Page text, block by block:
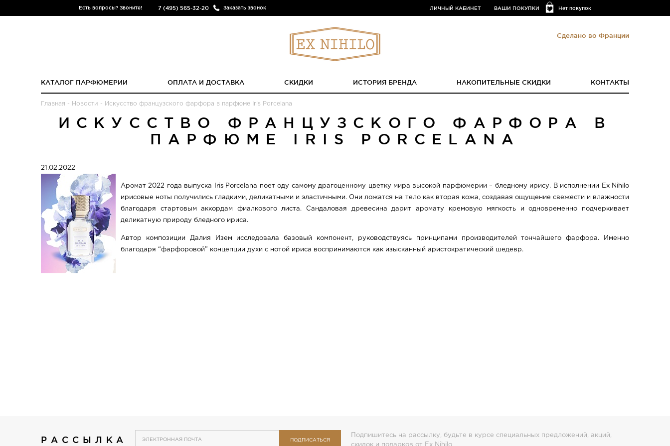
Есть вопросы? Звоните! 7 (495) 565-32-20 Заказать звонок Нет покупок
ЛИЧНЫЙ КАБИНЕТ ВАШИ ПОКУПКИ
Сделано во Франции
КАТАЛОГ ПАРФЮМЕРИИ ОПЛАТА И ДОСТАВКА СКИДКИ ИСТОРИЯ БРЕНДА НАКОПИТЕЛЬНЫЕ СКИДКИ КОНТАКТЫ
Главная - Новости - Искусство французского фарфора в парфюме Iris Porcelana
ИСКУССТВО ФРАНЦУЗСКОГО ФАРФОРА В
ПАРФЮМЕ IRIS PORCELANA
21.02.2022
Аромат 2022 года выпуска Iris Porcelana поет оду самому драгоценному цветку мира высокой парфюмерии – бледному ирису. В исполнении Ex Nihilo
ирисовые ноты получились гладкими, деликатными и эластичными. Они ложатся на тело как вторая кожа, создавая ощущение свежести и влажности
благодаря стартовым аккордам фиалкового листа. Сандаловая древесина дарит аромату кремовую мягкость и одновременно подчеркивает
деликатную природу бледного ириса.
Автор композиции Далия Изем исследовала базовый компонент, руководствуясь принципами производителей тончайшего фарфора. Именно
благодаря “фарфоровой” концепции духи с нотой ириса воспринимаются как изысканный аристократический шедевр.
РАССЫЛКА ПОДПИСАТЬСЯ
Подпишитесь на рассылку, будьте в курсе специальных предложений, акций,
скидок и подарков от Ex Nihilo